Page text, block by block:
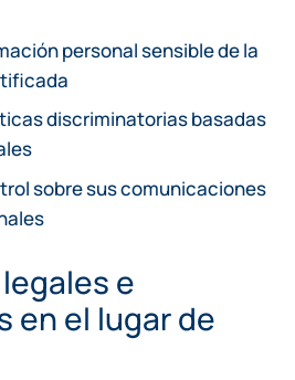
personal sensible de la
discriminatorias basadas
sobre sus comunicaciones
e
en el lugar de